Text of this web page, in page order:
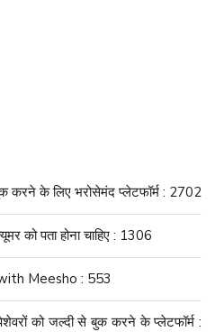
करने के लिए भरोसेमंद प्लेटफॉर्म : 2702
को पता होना चाहिए : 1306
Meesho : 553
को जल्दी से बुक करने के प्लेटफॉर्म :